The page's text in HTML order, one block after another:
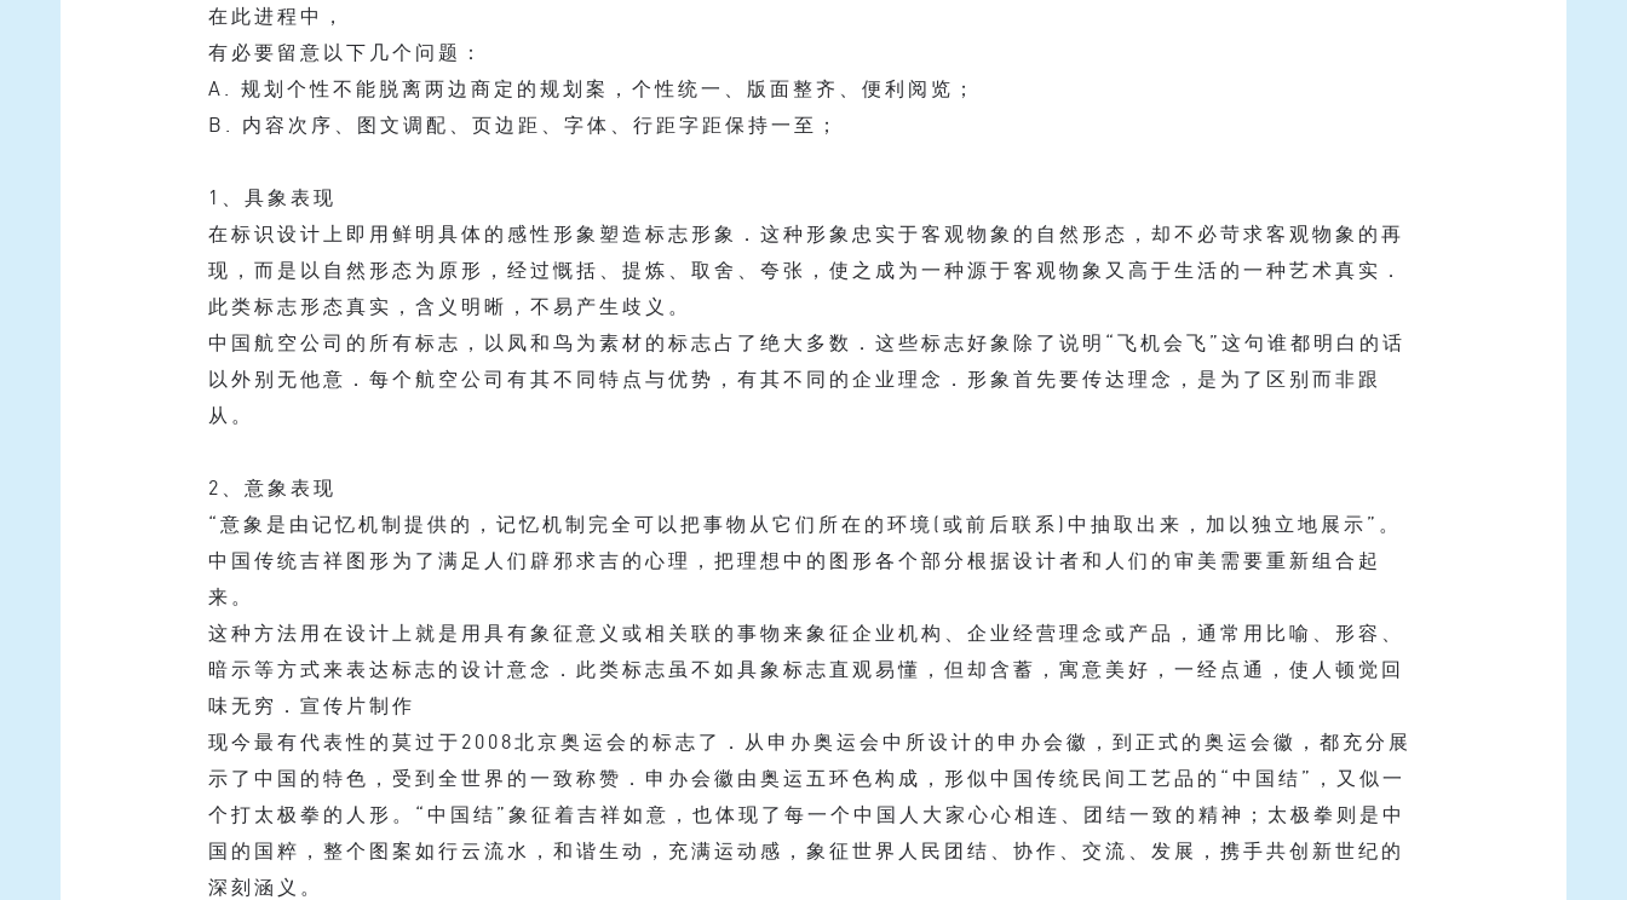
在此进程中，
有必要留意以下几个问题：
A. 规划个性不能脱离两边商定的规划案，个性统一、版面整齐、便利阅览；
B. 内容次序、图文调配、页边距、字体、行距字距保持一至；
1、具象表现
在标识设计上即用鲜明具体的感性形象塑造标志形象．这种形象忠实于客观物象的自然形态，却不必苛求客观物象的再
现，而是以自然形态为原形，经过慨括、提炼、取舍、夸张，使之成为一种源于客观物象又高于生活的一种艺术真实．
此类标志形态真实，含义明晰，不易产生歧义。
中国航空公司的所有标志，以凤和鸟为素材的标志占了绝大多数．这些标志好象除了说明“飞机会飞”这句谁都明白的话
以外别无他意．每个航空公司有其不同特点与优势，有其不同的企业理念．形象首先要传达理念，是为了区别而非跟
从。
2、意象表现
“意象是由记忆机制提供的，记忆机制完全可以把事物从它们所在的环境(或前后联系)中抽取出来，加以独立地展示”。
中国传统吉祥图形为了满足人们辟邪求吉的心理，把理想中的图形各个部分根据设计者和人们的审美需要重新组合起
来。
这种方法用在设计上就是用具有象征意义或相关联的事物来象征企业机构、企业经营理念或产品，通常用比喻、形容、
暗示等方式来表达标志的设计意念．此类标志虽不如具象标志直观易懂，但却含蓄，寓意美好，一经点通，使人顿觉回
味无穷．宣传片制作
现今最有代表性的莫过于2008北京奥运会的标志了．从申办奥运会中所设计的申办会徽，到正式的奥运会徽，都充分展
示了中国的特色，受到全世界的一致称赞．申办会徽由奥运五环色构成，形似中国传统民间工艺品的“中国结”，又似一
个打太极拳的人形。“中国结”象征着吉祥如意，也体现了每一个中国人大家心心相连、团结一致的精神；太极拳则是中
国的国粹，整个图案如行云流水，和谐生动，充满运动感，象征世界人民团结、协作、交流、发展，携手共创新世纪的
深刻涵义。